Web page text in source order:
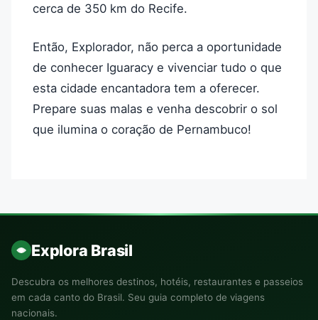
cerca de 350 km do Recife.
Então, Explorador, não perca a oportunidade
de conhecer Iguaracy e vivenciar tudo o que
esta cidade encantadora tem a oferecer.
Prepare suas malas e venha descobrir o sol
que ilumina o coração de Pernambuco!
Explora Brasil
Descubra os melhores destinos, hotéis, restaurantes e passeios
em cada canto do Brasil. Seu guia completo de viagens
nacionais.